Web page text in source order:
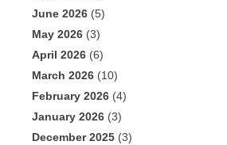
June 2026 (5)
May 2026 (3)
April 2026 (6)
March 2026 (10)
February 2026 (4)
January 2026 (3)
December 2025 (3)